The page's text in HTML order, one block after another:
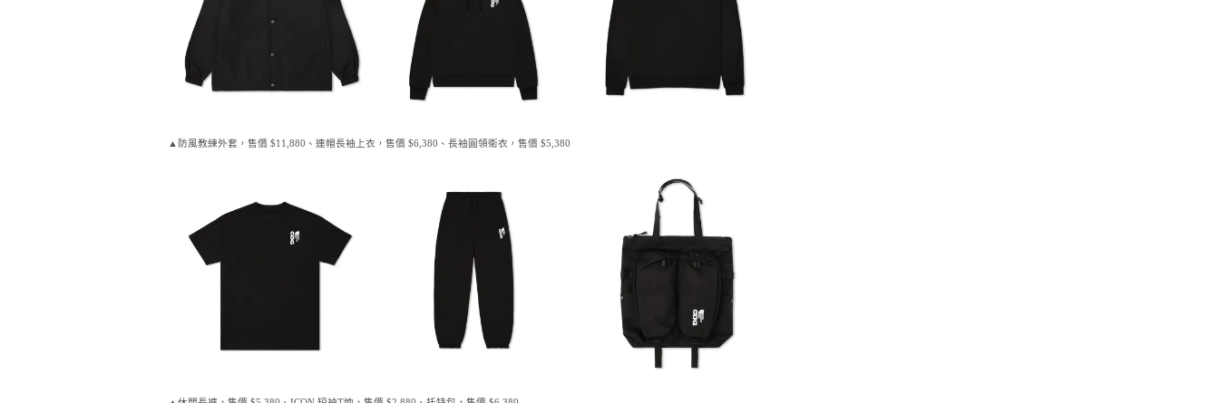
▲防風教練外套，售價 $11,880、連帽長袖上衣，售價 $6,380、長袖圓領衛衣，售價 $5,380